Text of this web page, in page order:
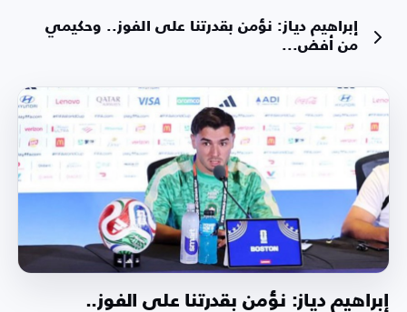
إبراهيم دياز: نؤمن بقدرتنا على الفوز.. وحكيمي
من أفض...
إبراهيم دياز: نؤمن بقدرتنا على الفوز..